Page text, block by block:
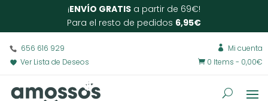
¡ENVÍO GRATIS a partir de 69€!
Para el resto de pedidos 6,95€
656 616 929
Ver Lista de Deseos
 Mi cuenta
 0 Items - 0,00€